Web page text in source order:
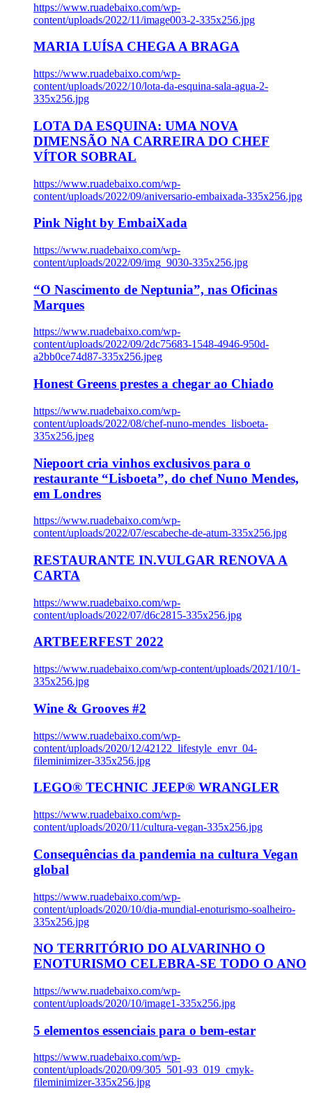
https://www.ruadebaixo.com/wp-
content/uploads/2022/11/image003-2-335x256.jpg
MARIA LUÍSA CHEGA A BRAGA
https://www.ruadebaixo.com/wp-
content/uploads/2022/10/lota-da-esquina-sala-agua-2-
335x256.jpg
LOTA DA ESQUINA: UMA NOVA
DIMENSÃO NA CARREIRA DO CHEF
VÍTOR SOBRAL
https://www.ruadebaixo.com/wp-
content/uploads/2022/09/aniversario-embaixada-335x256.jpg
Pink Night by EmbaiXada
https://www.ruadebaixo.com/wp-
content/uploads/2022/09/img_9030-335x256.jpg
“O Nascimento de Neptunia”, nas Oficinas
Marques
https://www.ruadebaixo.com/wp-
content/uploads/2022/09/2dc75683-1548-4946-950d-
a2bb0ce74d87-335x256.jpeg
Honest Greens prestes a chegar ao Chiado
https://www.ruadebaixo.com/wp-
content/uploads/2022/08/chef-nuno-mendes_lisboeta-
335x256.jpeg
Niepoort cria vinhos exclusivos para o
restaurante “Lisboeta”, do chef Nuno Mendes,
em Londres
https://www.ruadebaixo.com/wp-
content/uploads/2022/07/escabeche-de-atum-335x256.jpg
RESTAURANTE IN.VULGAR RENOVA A
CARTA
https://www.ruadebaixo.com/wp-
content/uploads/2022/07/d6c2815-335x256.jpg
ARTBEERFEST 2022
https://www.ruadebaixo.com/wp-content/uploads/2021/10/1-
335x256.jpg
Wine & Grooves #2
https://www.ruadebaixo.com/wp-
content/uploads/2020/12/42122_lifestyle_envr_04-
fileminimizer-335x256.jpg
LEGO® TECHNIC JEEP® WRANGLER
https://www.ruadebaixo.com/wp-
content/uploads/2020/11/cultura-vegan-335x256.jpg
Consequências da pandemia na cultura Vegan
global
https://www.ruadebaixo.com/wp-
content/uploads/2020/10/dia-mundial-enoturismo-soalheiro-
335x256.jpg
NO TERRITÓRIO DO ALVARINHO O
ENOTURISMO CELEBRA-SE TODO O ANO
https://www.ruadebaixo.com/wp-
content/uploads/2020/10/image1-335x256.jpg
5 elementos essenciais para o bem-estar
https://www.ruadebaixo.com/wp-
content/uploads/2020/09/305_501-93_019_cmyk-
fileminimizer-335x256.jpg